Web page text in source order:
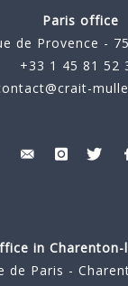
Paris office
de Provence -
+33 1 45 81 52
in Charenton-
de Paris -